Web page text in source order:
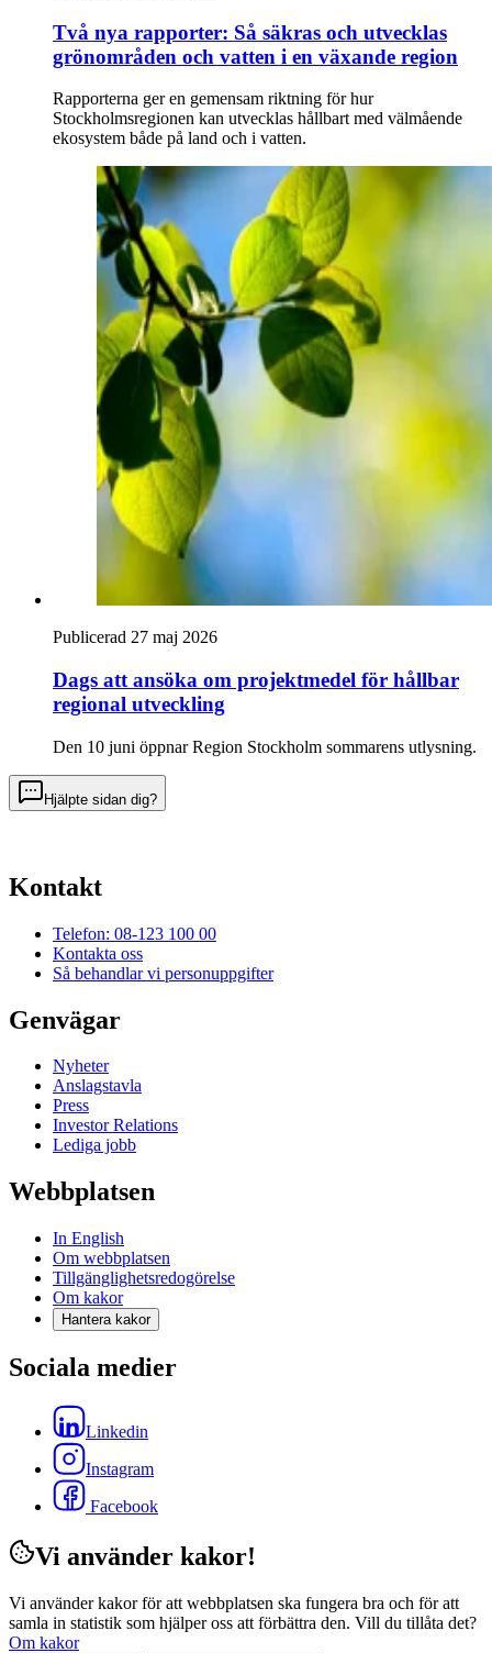
Två nya rapporter: Så säkras och utvecklas
grönområden och vatten i en växande region
Rapporterna ger en gemensam riktning för hur
Stockholmsregionen kan utvecklas hållbart med välmående
ekosystem både på land och i vatten.
Publicerad 27 maj 2026
Dags att ansöka om projektmedel för hållbar
regional utveckling
Den 10 juni öppnar Region Stockholm sommarens utlysning.
Hjälpte sidan dig?
Kontakt
Telefon: 08-123 100 00
Kontakta oss
Så behandlar vi personuppgifter
Genvägar
Nyheter
Anslagstavla
Press
Investor Relations
Lediga jobb
Webbplatsen
In English
Om webbplatsen
Tillgänglighetsredogörelse
Om kakor
Hantera kakor
Sociala medier
Linkedin
Instagram
Facebook
Vi använder kakor!
Vi använder kakor för att webbplatsen ska fungera bra och för att
samla in statistik som hjälper oss att förbättra den. Vill du tillåta det?
Om kakor